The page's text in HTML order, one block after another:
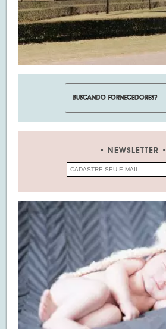
NEWSLETTER